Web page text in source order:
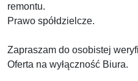
remontu.
Prawo spółdzielcze.
Zapraszam do osobistej
Oferta na wyłączność Biura.